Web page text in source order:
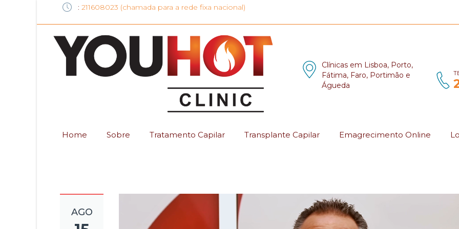
: 211608023 (chamada para a rede fixa nacional)
Clínicas em Lisboa, Porto,
Fátima, Faro, Portimão e
Águeda
Home Sobre Tratamento Capilar Transplante Capilar Emagrecimento Online
AGO